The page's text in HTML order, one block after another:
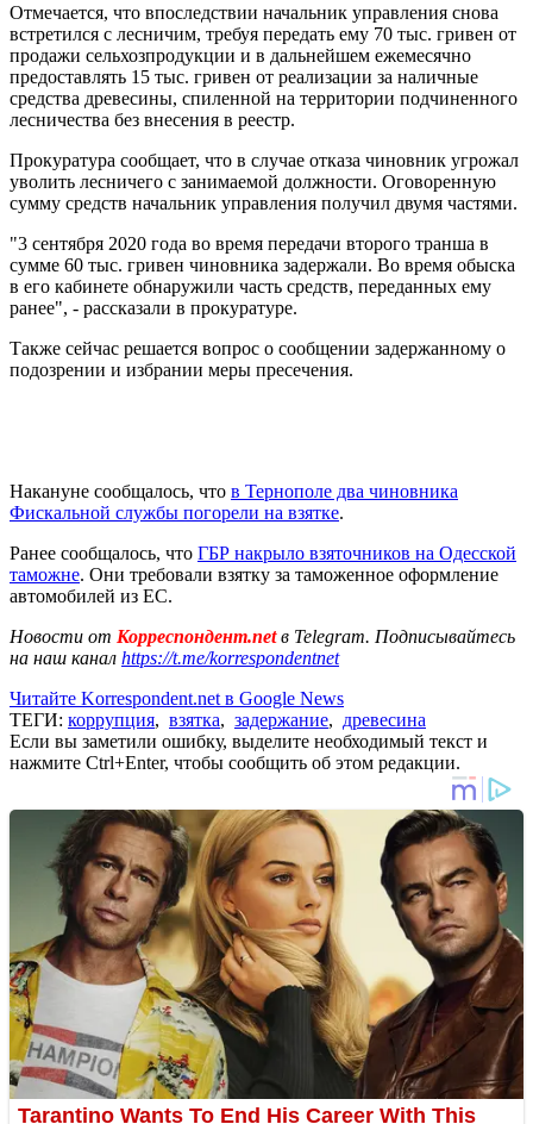
Отмечается, что впоследствии начальник управления снова
встретился с лесничим, требуя передать ему 70 тыс. гривен от
продажи сельхозпродукции и в дальнейшем ежемесячно
предоставлять 15 тыс. гривен от реализации за наличные
средства древесины, спиленной на территории подчиненного
лесничества без внесения в реестр.
Прокуратура сообщает, что в случае отказа чиновник угрожал
уволить лесничего с занимаемой должности. Оговоренную
сумму средств начальник управления получил двумя частями.
"3 сентября 2020 года во время передачи второго транша в
сумме 60 тыс. гривен чиновника задержали. Во время обыска
в его кабинете обнаружили часть средств, переданных ему
ранее", - рассказали в прокуратуре.
Также сейчас решается вопрос о сообщении задержанному о
подозрении и избрании меры пресечения.
Накануне сообщалось, что в Тернополе два чиновника
Фискальной службы погорели на взятке.
Ранее сообщалось, что ГБР накрыло взяточников на Одесской
таможне. Они требовали взятку за таможенное оформление
автомобилей из ЕС.
Новости от Корреспондент.netв Telegram. Подписывайтесь
на наш канал https://t.me/korrespondentnet
Читайте Korrespondent.net в Google News
ТЕГИ: коррупция, взятка, задержание, древесина
Если вы заметили ошибку, выделите необходимый текст и
нажмите Ctrl+Enter, чтобы сообщить об этом редакции.